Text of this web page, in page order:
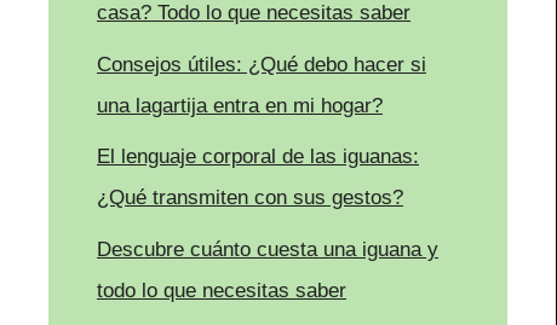
casa? Todo lo que necesitas saber
Consejos útiles: ¿Qué debo hacer si
una lagartija entra en mi hogar?
El lenguaje corporal de las iguanas:
¿Qué transmiten con sus gestos?
Descubre cuánto cuesta una iguana y
todo lo que necesitas saber